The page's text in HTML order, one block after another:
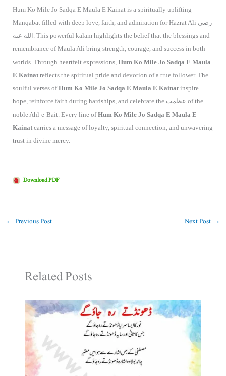
Hum Ko Mile Jo Sadqa E Maula E Kainat is a spiritually uplifting
Manqabat filled with deep love, faith, and admiration for Hazrat Ali رضي
الله عنه. This powerful kalam highlights the belief that the blessings and
remembrance of Maula Ali bring strength, courage, and success in both
worlds. Through heartfelt expressions, Hum Ko Mile Jo Sadqa E Maula
E Kainatreflects the spiritual pride and devotion of a true follower. The
soulful verses ofHum Ko Mile Jo Sadqa E Maula E Kainatinspire
hope, reinforce faith during hardships, and celebrate the عظمت of the
noble Ahl-e-Bait. Every line ofHum Ko Mile Jo Sadqa E Maula E
Kainatcarries a message of loyalty, spiritual connection, and unwavering
trust in divine mercy.
Download PDF
← Previous Post Next Post →
Related Posts